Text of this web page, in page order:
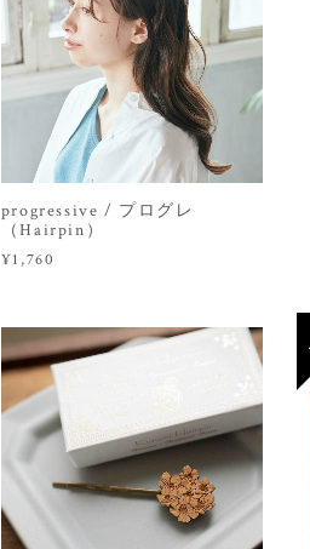
progressive / プログレ
（Hairpin）
¥1,760